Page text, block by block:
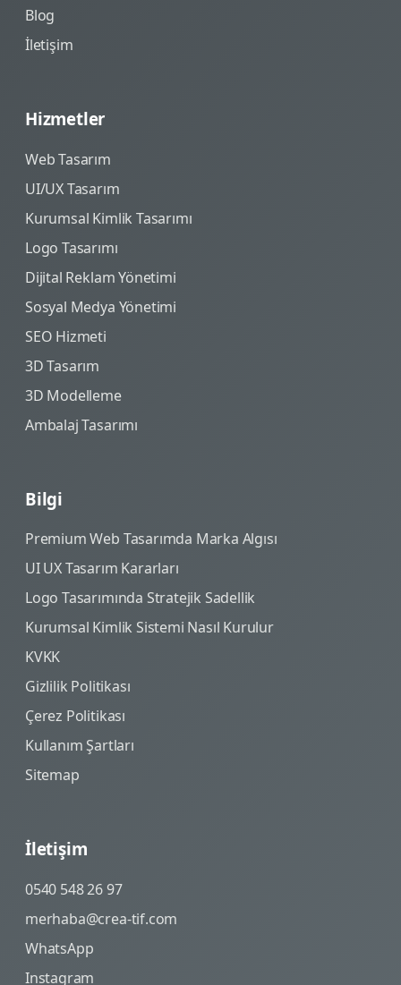
Blog
İletişim
Hizmetler
Web Tasarım
UI/UX Tasarım
Kurumsal Kimlik Tasarımı
Logo Tasarımı
Dijital Reklam Yönetimi
Sosyal Medya Yönetimi
SEO Hizmeti
3D Tasarım
3D Modelleme
Ambalaj Tasarımı
Bilgi
Premium Web Tasarımda Marka Algısı
UI UX Tasarım Kararları
Logo Tasarımında Stratejik Sadellik
Kurumsal Kimlik Sistemi Nasıl Kurulur
KVKK
Gizlilik Politikası
Çerez Politikası
Kullanım Şartları
Sitemap
İletişim
0540 548 26 97
merhaba@crea-tif.com
WhatsApp
Instagram